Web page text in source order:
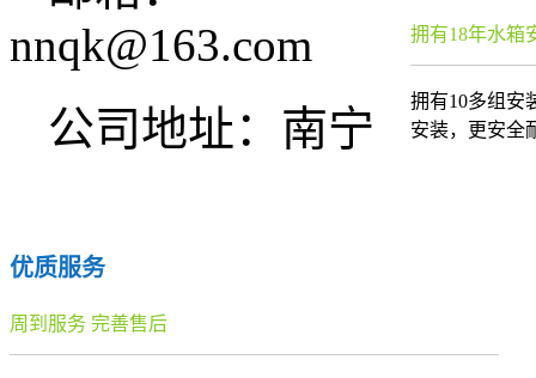
拥有18年水箱
拥有10多组安
安装，更安全
优质服务
周到服务 完善售后
nnqk@163.com
公司地址：南宁